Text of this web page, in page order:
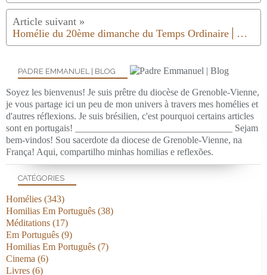
Homélie du 20ème dimanche du Temps Ordinaire│Année B│2018
PADRE EMMANUEL | BLOG
Soyez les bienvenus! Je suis prêtre du diocèse de Grenoble-Vienne,
je vous partage ici un peu de mon univers à travers mes homélies et
d'autres réflexions. Je suis brésilien, c'est pourquoi certains articles
sont en portugais! _________________________________ Sejam
bem-vindos! Sou sacerdote da diocese de Grenoble-Vienne, na
França! Aqui, compartilho minhas homilias e reflexões.
CATÉGORIES
Homélies (343)
Homilias Em Português (38)
Méditations (17)
Em Português (9)
Homilias Em Português (7)
Cinema (6)
Livres (6)